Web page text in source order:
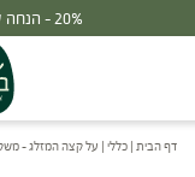
20% - הנחה על סדרת הפטריות ברכישת 2 מוצרים
דף הבית | כללי | על קצה המזלג –